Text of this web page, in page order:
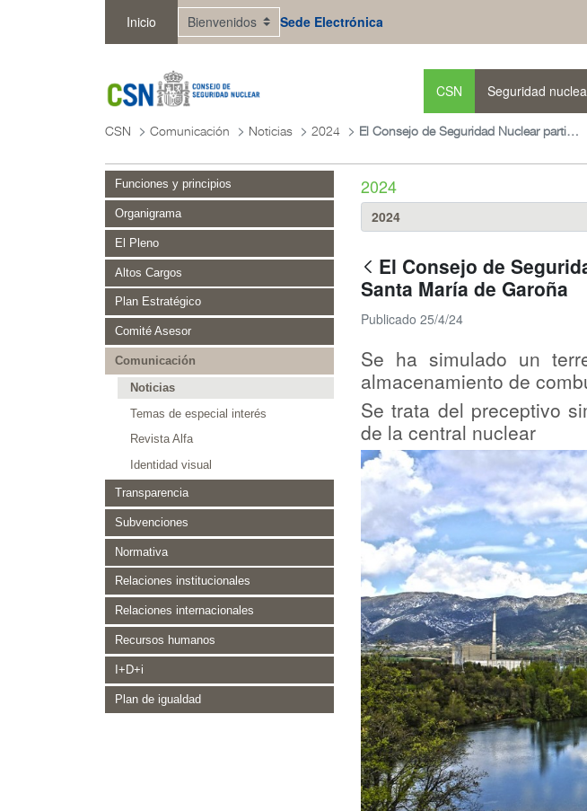
Saltar al contenido principal
Inicio Sede Electrónica
CSN Seguridad
CSN Comunicación Noticias 2024 El Consejo de Seguridad Nuclear participa en el simulacro de emergencia de Santa María de Garoña
Funciones y principios
Organigrama
El Pleno
Altos Cargos
Plan Estratégico
Comité Asesor
Comunicación
Noticias
Temas de especial interés
Revista Alfa
Identidad visual
Transparencia
Subvenciones
Normativa
Relaciones institucionales
Relaciones internacionales
Recursos humanos
I+D+i
Plan de igualdad
2024
El Consejo de
Santa María de Garoña
Publicado 25/4/24
Se ha simulado un
almacenamiento de
Se trata del preceptivo
de la central nuclear